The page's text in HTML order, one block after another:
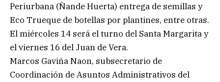
Periurbana (Ñande Huerta) entrega de semillas y
Eco Trueque de botellas por plantines, entre otras.
El miércoles 14 será el turno del Santa Margarita y
el viernes 16 del Juan de Vera.
Marcos Gaviña Naon, subsecretario de
Coordinación de Asuntos Administrativos del